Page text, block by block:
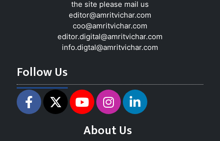
the site please mail us
editor@amritvichar.com
coo@amritvichar.com
editor.digital@amritvichar.com
info.digtal@amritvichar.com
Follow Us
About Us